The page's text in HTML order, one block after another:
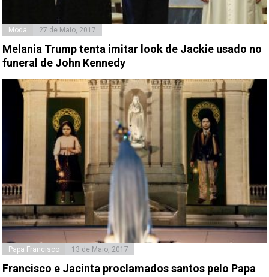
Moda 27 de Maio, 2017
Melania Trump tenta imitar look de Jackie usado no
funeral de John Kennedy
Papa Francisco 13 de Maio, 2017
Francisco e Jacinta proclamados santos pelo Papa